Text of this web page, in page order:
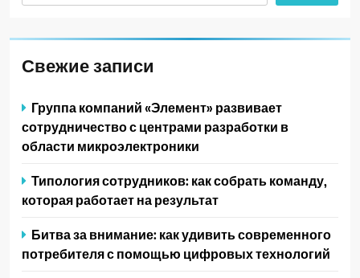
Свежие записи
Группа компаний «Элемент» развивает
сотрудничество с центрами разработки в
области микроэлектроники
Типология сотрудников: как собрать команду,
которая работает на результат
Битва за внимание: как удивить современного
потребителя с помощью цифровых технологий